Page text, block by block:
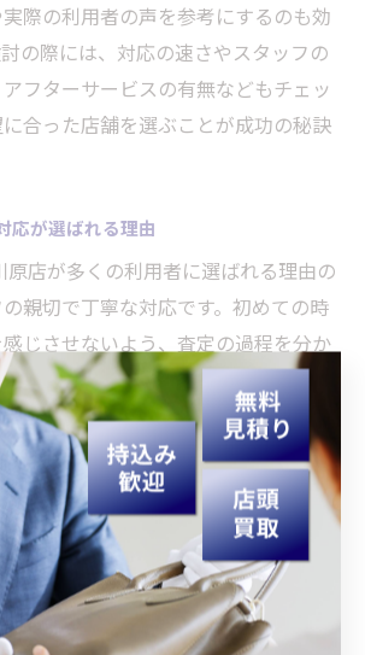
際の利用者の声を参考にするのも効
の際には、対応の速さやスタッフの
フターサービスの有無などもチェッ
合った店舗を選ぶことが成功の秘訣
応が選ばれる理由
原店が多くの利用者に選ばれる理由の
親切で丁寧な対応です。初めての時
じさせないよう、査定の過程を分か
利用者の質問に真摯に答える姿勢が評
行い、納得いただけない場合はキャ
、安心して相談できる環境が整って
用者目線のサービス提供が、地域で
っているのです。
店の信頼性と安心感